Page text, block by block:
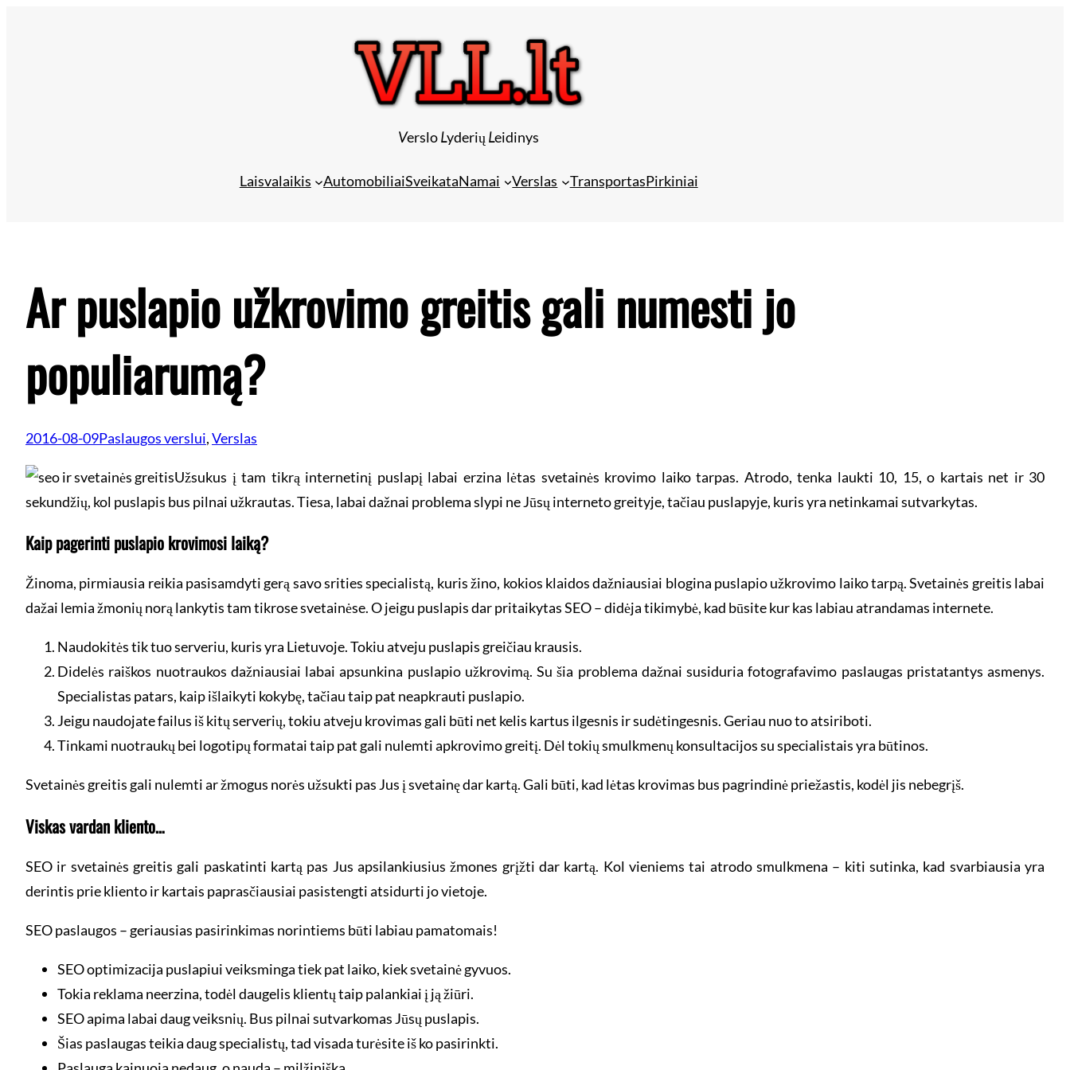
VersloLyderių Leidinys
Laisvalaikis AutomobiliaiSveikataNamai Verslas TransportasPirkiniai
Ar puslapio užkrovimo greitis gali numesti jo
populiarumą?
2016-08-09Paslaugos verslui, Verslas
Užsukus į tam tikrą internetinį puslapį labai erzina lėtas svetainės krovimo laiko tarpas. Atrodo, tenka laukti 10, 15, o kartais net ir 30
sekundžių, kol puslapis bus pilnai užkrautas. Tiesa, labai dažnai problema slypi ne Jūsų interneto greityje, tačiau puslapyje, kuris yra netinkamai sutvarkytas.
Kaip pagerinti puslapio krovimosi laiką?
Žinoma, pirmiausia reikia pasisamdyti gerą savo srities specialistą, kuris žino, kokios klaidos dažniausiai blogina puslapio užkrovimo laiko tarpą. Svetainės greitis labai
dažai lemia žmonių norą lankytis tam tikrose svetainėse. O jeigu puslapis dar pritaikytas SEO – didėja tikimybė, kad būsite kur kas labiau atrandamas internete.
Naudokitės tik tuo serveriu, kuris yra Lietuvoje. Tokiu atveju puslapis greičiau krausis.
Didelės raiškos nuotraukos dažniausiai labai apsunkina puslapio užkrovimą. Su šia problema dažnai susiduria fotografavimo paslaugas pristatantys asmenys.
Specialistas patars, kaip išlaikyti kokybę, tačiau taip pat neapkrauti puslapio.
Jeigu naudojate failus iš kitų serverių, tokiu atveju krovimas gali būti net kelis kartus ilgesnis ir sudėtingesnis. Geriau nuo to atsiriboti.
Tinkami nuotraukų bei logotipų formatai taip pat gali nulemti apkrovimo greitį. Dėl tokių smulkmenų konsultacijos su specialistais yra būtinos.
Svetainės greitis gali nulemti ar žmogus norės užsukti pas Jus į svetainę dar kartą. Gali būti, kad lėtas krovimas bus pagrindinė priežastis, kodėl jis nebegrįš.
Viskas vardan kliento…
SEO ir svetainės greitis gali paskatinti kartą pas Jus apsilankiusius žmones grįžti dar kartą. Kol vieniems tai atrodo smulkmena – kiti sutinka, kad svarbiausia yra
derintis prie kliento ir kartais paprasčiausiai pasistengti atsidurti jo vietoje.
SEO paslaugos – geriausias pasirinkimas norintiems būti labiau pamatomais!
SEO optimizacija puslapiui veiksminga tiek pat laiko, kiek svetainė gyvuos.
Tokia reklama neerzina, todėl daugelis klientų taip palankiai į ją žiūri.
SEO apima labai daug veiksnių. Bus pilnai sutvarkomas Jūsų puslapis.
Šias paslaugas teikia daug specialistų, tad visada turėsite iš ko pasirinkti.